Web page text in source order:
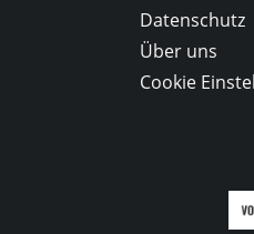
Datenschutz
Über uns
Cookie